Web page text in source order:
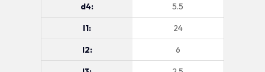
d4: 5.5
I1: 24
I2: 6